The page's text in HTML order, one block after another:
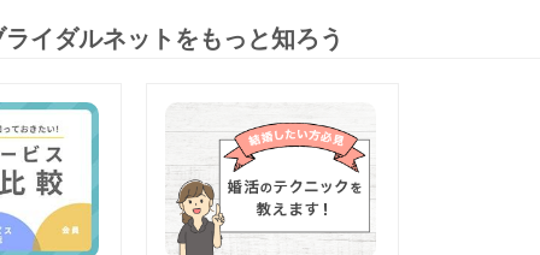
イダルネットをもっと知ろう